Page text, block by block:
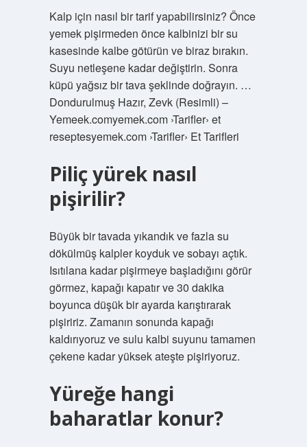
Kalp için nasıl bir tarif yapabilirsiniz? Önce
yemek pişirmeden önce kalbinizi bir su
kasesinde kalbe götürün ve biraz bırakın.
Suyu netleşene kadar değiştirin. Sonra
küpü yağsız bir tava şeklinde doğrayın. …
Dondurulmuş Hazır, Zevk (Resimli) –
Yemeek.comyemek.com ›Tarifler› et
reseptesyemek.com ›Tarifler› Et Tarifleri
Piliç yürek nasıl
pişirilir?
Büyük bir tavada yıkandık ve fazla su
dökülmüş kalpler koyduk ve sobayı açtık.
Isıtılana kadar pişirmeye başladığını görür
görmez, kapağı kapatır ve 30 dakika
boyunca düşük bir ayarda karıştırarak
pişiririz. Zamanın sonunda kapağı
kaldırıyoruz ve sulu kalbi suyunu tamamen
çekene kadar yüksek ateşte pişiriyoruz.
Yüreğe hangi
baharatlar konur?